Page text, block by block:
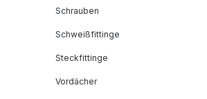
Schrauben
Schweißfittinge
Steckfittinge
Vordächer